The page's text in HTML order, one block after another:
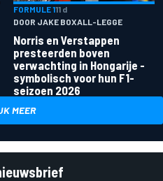
FORMULE 111 d
DOOR JAKE BOXALL-LEGGE
Norris en Verstappen
presteerden boven
verwachting in Hongarije -
symbolisch voor hun F1-
seizoen 2026
MEER